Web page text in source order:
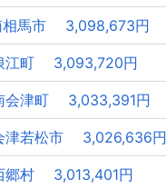
馬市 3,098,673円
江町 3,093,720円
津町 3,033,391円
若松市 3,026,636円
村 3,013,401円